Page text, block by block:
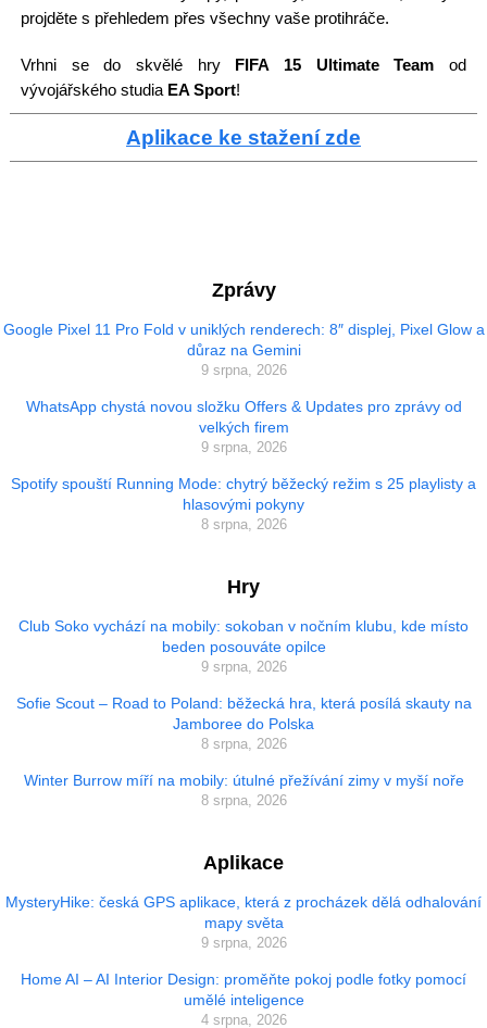
projděte s přehledem přes všechny vaše protihráče.
Vrhni se do skvělé hry FIFA 15 Ultimate Team od
vývojářského studia EA Sport!
Aplikace ke stažení zde
Zprávy
Google Pixel 11 Pro Fold v uniklých renderech: 8″ displej, Pixel Glow a
důraz na Gemini
9 srpna, 2026
WhatsApp chystá novou složku Offers & Updates pro zprávy od
velkých firem
9 srpna, 2026
Spotify spouští Running Mode: chytrý běžecký režim s 25 playlisty a
hlasovými pokyny
8 srpna, 2026
Hry
Club Soko vychází na mobily: sokoban v nočním klubu, kde místo
beden posouváte opilce
9 srpna, 2026
Sofie Scout – Road to Poland: běžecká hra, která posílá skauty na
Jamboree do Polska
8 srpna, 2026
Winter Burrow míří na mobily: útulné přežívání zimy v myší noře
8 srpna, 2026
Aplikace
MysteryHike: česká GPS aplikace, která z procházek dělá odhalování
mapy světa
9 srpna, 2026
Home AI – AI Interior Design: proměňte pokoj podle fotky pomocí
umělé inteligence
4 srpna, 2026